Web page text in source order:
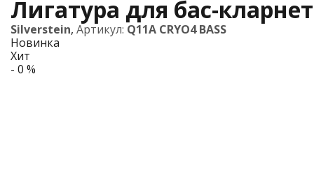
Лигатура для бас-
Silverstein, Артикул: Q11A CRYO4 BASS
Новинка
Хит
- 0 %